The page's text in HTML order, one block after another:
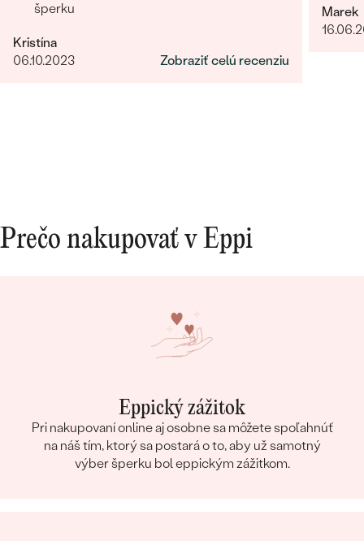
šperku
Kristína
06.10.2023
Zobraziť celú recenziu
Marek
Prečo nakupovať v Eppi
Eppický zážitok
Pri nakupovaní online aj osobne sa môžete spoľahnúť
na náš tím, ktorý sa postará o to, aby už samotný
výber šperku bol eppickým zážitkom.